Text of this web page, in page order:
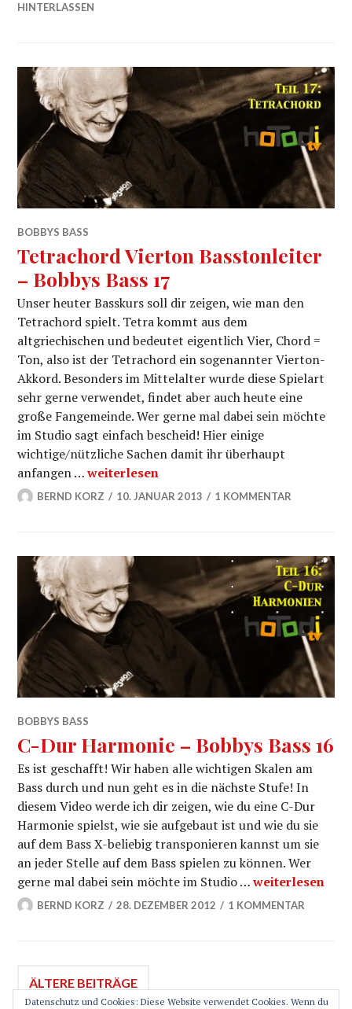
HINTERLASSEN
BOBBYS BASS
Tetrachord Vierton Basstonleiter
– Bobbys Bass 17
Unser heuter Basskurs soll dir zeigen, wie man den
Tetrachord spielt. Tetra kommt aus dem
altgriechischen und bedeutet eigentlich Vier, Chord =
Ton, also ist der Tetrachord ein sogenannter Vierton-
Akkord. Besonders im Mittelalter wurde diese Spielart
sehr gerne verwendet, findet aber auch heute eine
große Fangemeinde. Wer gerne mal dabei sein möchte
im Studio sagt einfach bescheid! Hier einige
wichtige/nützliche Sachen damit ihr überhaupt
anfangen …Tetrachord Vierton Basstonleiter – Bobbys
weiterlesen
BERND KORZ 10. JANUAR 2013 1 KOMMENTAR
BOBBYS BASS
C-Dur Harmonie – Bobbys Bass 16
Es ist geschafft! Wir haben alle wichtigen Skalen am
Bass durch und nun geht es in die nächste Stufe! In
diesem Video werde ich dir zeigen, wie du eine C-Dur
Harmonie spielst, wie sie aufgebaut ist und wie du sie
auf dem Bass X-beliebig transponieren kannst um sie
an jeder Stelle auf dem Bass spielen zu können. Wer
gerne mal dabei sein möchte im Studio …C-Dur
weiterlesen
BERND KORZ 28. DEZEMBER 2012 1 KOMMENTAR
Beitragsnavigation
ÄLTERE BEITRÄGE
Datenschutz und Cookies: Diese Website verwendet Cookies. Wenn du